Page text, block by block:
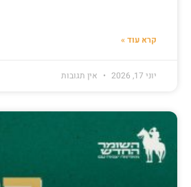
קרא עוד »
יוני 17, 2026 אין תגובות